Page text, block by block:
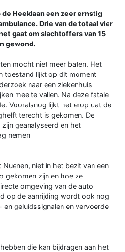
de Heeklaan een zeer ernstig
Drie van de totaal vier
gaat om slachtoffers van 15
gewond.
mocht niet meer baten. Het
toestand lijkt op dit moment
naar een ziekenhuis
mee te vallen. Na deze fatale
Vooralsnog lijkt het erop dat de
terecht is gekomen. De
geanalyseerd en het
nemen.
niet in het bezit van een
gekomen zijn en hoe ze
omgeving van de auto
op de aanrijding wordt ook nog
geluidssignalen en vervoerde
die kan bijdragen aan het